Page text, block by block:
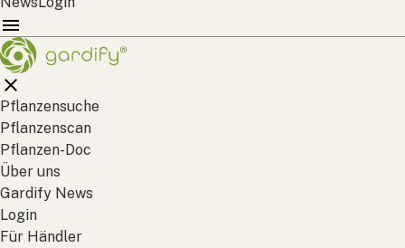
Pflanzensuche
Pflanzenscan
Pflanzen-Doc
Über uns
Gardify News
Login
Für Händler